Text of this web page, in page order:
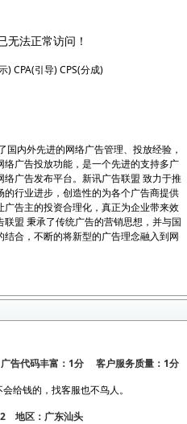
无法正常访问！
) CPA(引导) CPS(分成)
国内外先进的网络广告管理、投放经验，
络广告投放功能，是一个先进的支持多广
络广告发布平台。新讯广告联盟 致力于推
的行业进步，创造性的为各个广告商提供
广告主的投资合理化，真正为企业带来效
联盟 秉承了传统广告的营销思想，并与国
结合，不断的将新型的广告理念融入到网
代码丰富：1分 客户服务质量：1分
给钱的，找客服也不鸟人。
地区：广东汕头